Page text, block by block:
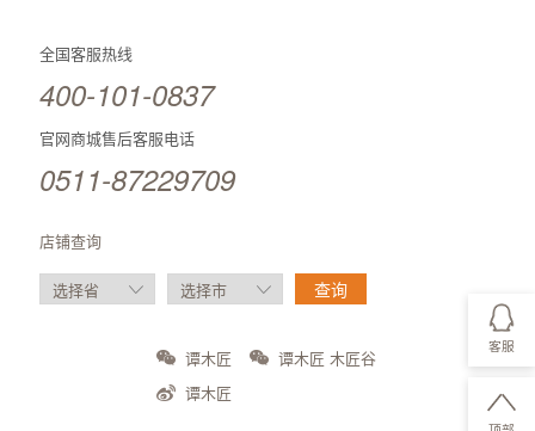
客服
全国客服热线
400-101-0837
官网商城售后客服电话
0511-87229709
店铺查询
谭木匠
谭木匠 木匠谷
谭木匠